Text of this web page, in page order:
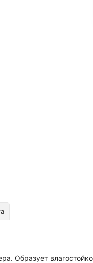
Образует